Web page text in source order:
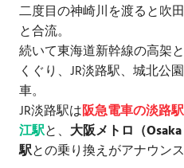
二度目の神崎川を渡ると吹
と合流。
続いて東海道新幹線の高架
くぐり、JR淡路駅、城北公
車。
JR淡路駅は阪急電車の淡路駅
江駅と、 大阪メトロ（
駅との乗り換えがアナウンス